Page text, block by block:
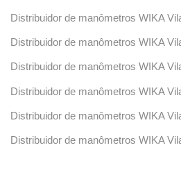
Distribuidor de manômetros WIKA
Distribuidor de manômetros WIKA
Distribuidor de manômetros WIKA
Distribuidor de manômetros WIKA
Distribuidor de manômetros WIKA
Distribuidor de manômetros WIKA